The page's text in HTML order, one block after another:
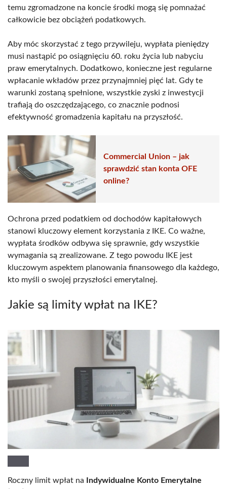
temu zgromadzone na koncie środki mogą się pomnażać
całkowicie bez obciążeń podatkowych.
Aby móc skorzystać z tego przywileju, wypłata pieniędzy
musi nastąpić po osiągnięciu 60. roku życia lub nabyciu
praw emerytalnych. Dodatkowo, konieczne jest regularne
wpłacanie wkładów przez przynajmniej pięć lat. Gdy te
warunki zostaną spełnione, wszystkie zyski z inwestycji
trafiają do oszczędzającego, co znacznie podnosi
efektywność gromadzenia kapitału na przyszłość.
Commercial Union – jak
sprawdzić stan konta OFE
online?
Ochrona przed podatkiem od dochodów kapitałowych
stanowi kluczowy element korzystania z IKE. Co ważne,
wypłata środków odbywa się sprawnie, gdy wszystkie
wymagania są zrealizowane. Z tego powodu IKE jest
kluczowym aspektem planowania finansowego dla każdego,
kto myśli o swojej przyszłości emerytalnej.
Jakie są limity wpłat na IKE?
Roczny limit wpłat na
Indywidualne Konto Emerytalne